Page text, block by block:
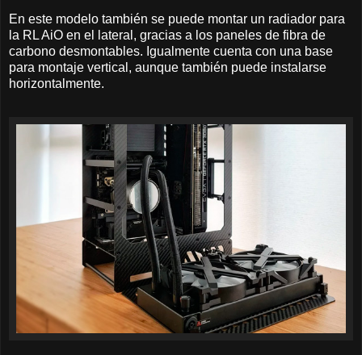
En este modelo también se puede montar un radiador para
la RL AiO en el lateral, gracias a los paneles de fibra de
carbono desmontables. Igualmente cuenta con una base
para montaje vertical, aunque también puede instalarse
horizontalmente.